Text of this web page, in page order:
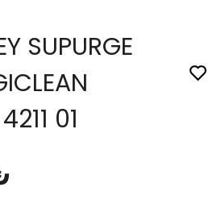
SUPURGE
01